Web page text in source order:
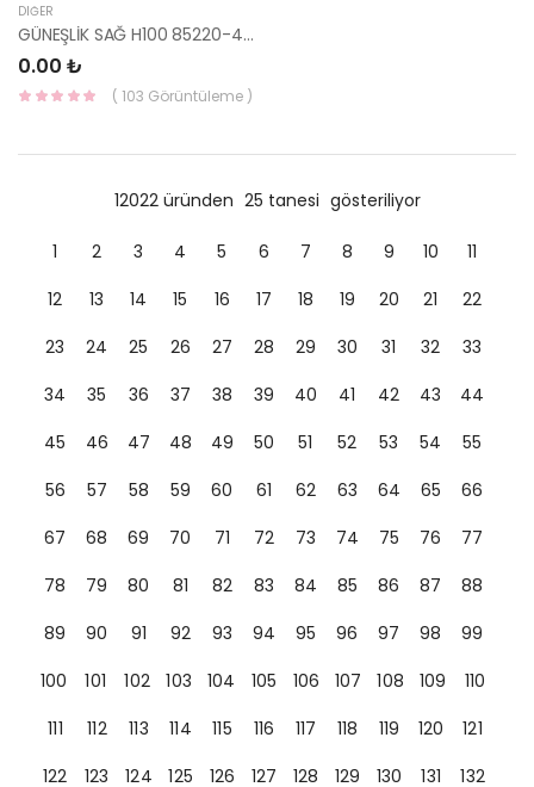
DIĞER
GÜNEŞLİK SAĞ H100 85220-43722AR-HMC
0.00 ₺
( 103 Görüntüleme )
12022 üründen 25 tanesi gösteriliyor
1 2 3 4 5 6 7 8 9 10
11
12
13 14 15 16 17 18 19 20 21
22
23
24 25 26 27 28 29 30 31 32
33
34
35 36 37 38 39 40 41 42 43
44
45
46 47 48 49 50 51 52 53 54
55
56
57 58 59 60 61 62 63 64 65
66
67
68 69 70 71 72 73 74 75 76
77
78
79 80 81 82 83 84 85 86 87
88
89
90 91 92 93 94 95 96 97 98
99
100
101 102 103 104 105 106 107 108 109
110
111
112 113 114 115 116 117 118 119 120
121
122
123 124 125 126 127 128 129 130 131
132